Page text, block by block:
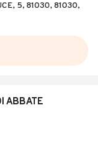
5, 81030, 81030,
ABBATE